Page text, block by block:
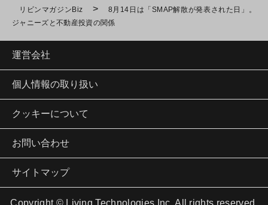
リビンマガジンBiz >
8月14日は「SMAP解散が発表された日」。
ジャニーズと不動産投資の関係
運営会社
個人情報の取り扱い
クッキーについて
お問い合わせ
サイトマップ